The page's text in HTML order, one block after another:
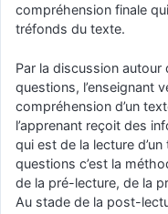
compréhension finale
tréfonds du texte.
Par la discussion
questions, l’enseignant
compréhension d’un
l’apprenant reçoit des
qui est de la lecture
questions c’est la
de la pré-lecture, de la
Au stade de la post-